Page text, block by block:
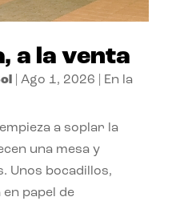
a la venta
| Ago 1, 2026
En la
a soplar la
una mesa y
Unos bocadillos,
papel de